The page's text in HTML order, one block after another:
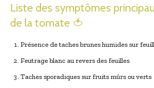
Liste des symptômes
de la tomate 🍅
Présence de taches brunes humides sur
Feutrage blanc au revers des feuilles
Taches sporadiques sur fruits mûrs ou verts